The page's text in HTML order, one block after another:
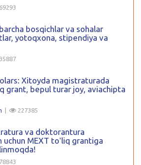
bosqichlar va sohalar
yotoqxona, stipendiya va
Xitoyda magistraturada
grant, bepul turar joy, aviachipta
| 227385
va doktorantura
uchun MEXT toʻliq grantiga